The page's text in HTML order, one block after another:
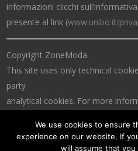
informazioni clicchi sull’informativa
presente al link (www.unibo.it/
Copyright ZoneModa
This site uses only technical
party
analytical cookies. For more
We use cookies to ensure
experience on our website. If
will assume that